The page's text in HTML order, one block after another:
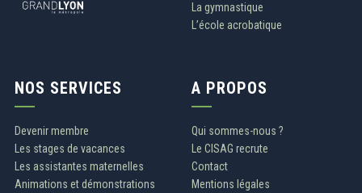
La gymnastique
L’école acrobatique
NOS SERVICES
Devenir membre
Les stages de vacances
Les assistantes maternelles
Animations et démonstrations
A PROPOS
Qui sommes-nous ?
Le CISAG recrute
Contact
Mentions légales